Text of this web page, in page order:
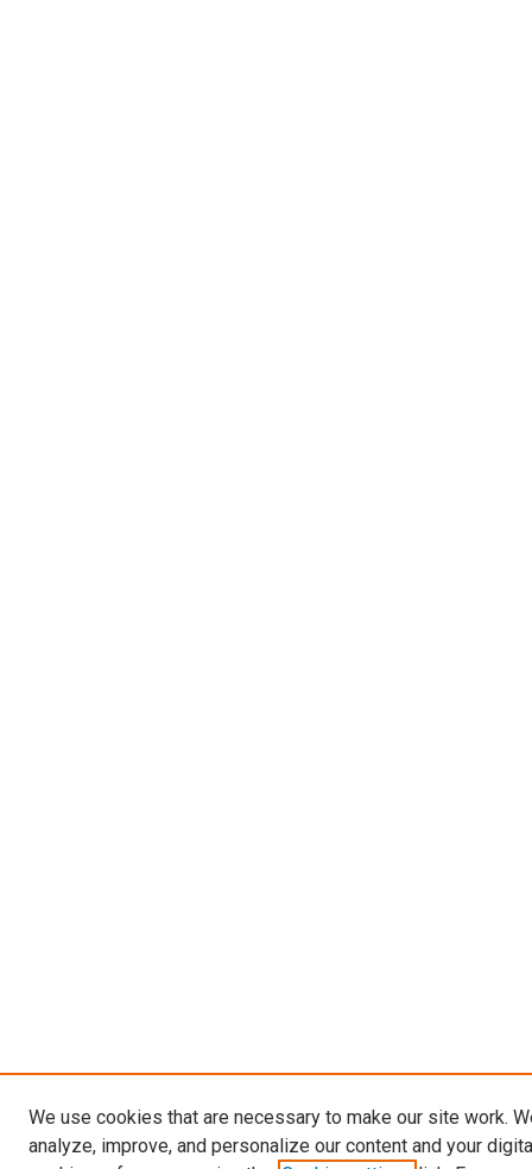
We use cookies that are necessary to make our site work.
analyze, improve, and personalize our content and your